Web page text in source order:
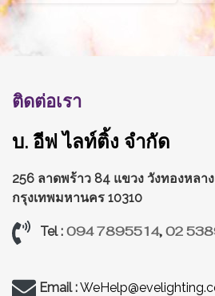
ติดต่อเรา
บ. อีฟ ไลท์ติ้ง จำกัด
256 ลาดพร้าว 84 แขวง วังทองหลาง
กรุงเทพมหานคร 10310
Tel : 094 7895514,02
Email :